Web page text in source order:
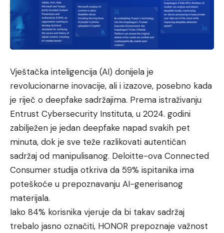
Vještačka inteligencija (AI) donijela je
revolucionarne inovacije, ali i izazove, posebno kada
je riječ o deepfake sadržajima. Prema istraživanju
Entrust Cybersecurity Instituta, u 2024. godini
zabilježen je jedan deepfake napad svakih pet
minuta, dok je sve teže razlikovati autentičan
sadržaj od manipulisanog. Deloitte-ova Connected
Consumer studija otkriva da 59% ispitanika ima
poteškoće u prepoznavanju AI-generisanog
materijala.
Iako 84% korisnika vjeruje da bi takav sadržaj
trebalo jasno označiti, HONOR prepoznaje važnost